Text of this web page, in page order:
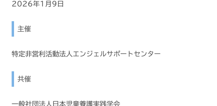
2026年1月9日
主催
特定非営利活動法人エンジェルサポートセンター
共催
一般社団法人日本児童養護実践学会